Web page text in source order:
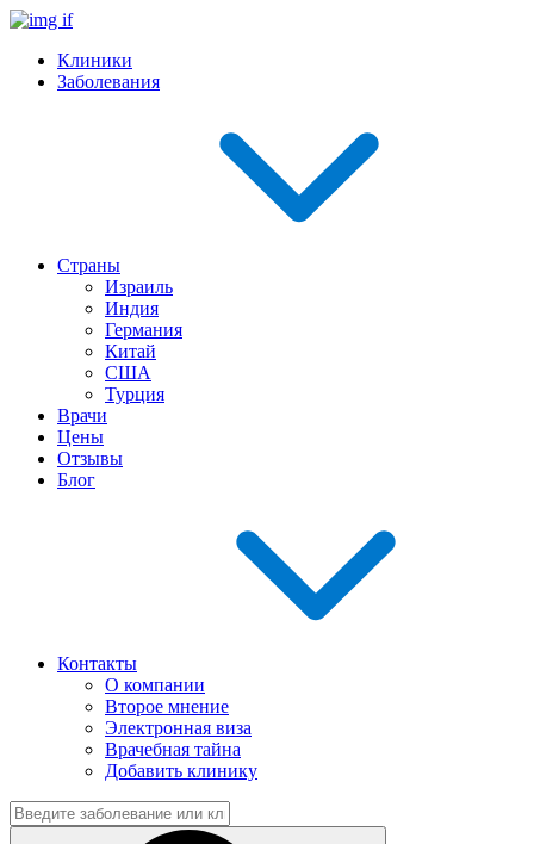
Клиники
Заболевания
Страны
Израиль
Индия
Германия
Китай
США
Турция
Врачи
Цены
Отзывы
Блог
Контакты
О компании
Второе мнение
Электронная виза
Врачебная тайна
Добавить клинику